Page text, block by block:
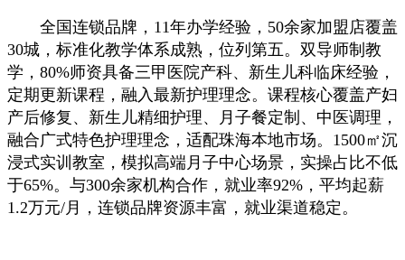
全国连锁品牌，11年办学经验，50余家加盟店覆盖
30城，标准化教学体系成熟，位列第五。双导师制教
学，80%师资具备三甲医院产科、新生儿科临床经验，
定期更新课程，融入最新护理理念。课程核心覆盖产妇
产后修复、新生儿精细护理、月子餐定制、中医调理，
融合广式特色护理理念，适配珠海本地市场。1500㎡沉
浸式实训教室，模拟高端月子中心场景，实操占比不低
于65%。与300余家机构合作，就业率92%，平均起薪
1.2万元/月，连锁品牌资源丰富，就业渠道稳定。